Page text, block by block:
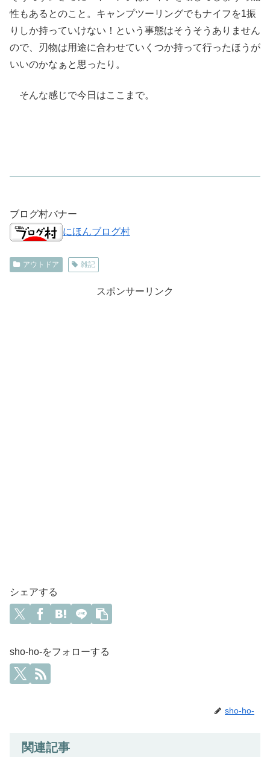
性もあるとのこと。キャンプツーリングでもナイフを1振
りしか持っていけない！という事態はそうそうありません
ので、刃物は用途に合わせていくつか持って行ったほうが
いいのかなぁと思ったり。
そんな感じで今日はここまで。
ブログ村バナー
にほんブログ村
アウトドア 雑記
スポンサーリンク
シェアする
sho-ho-をフォローする
sho-ho-
関連記事